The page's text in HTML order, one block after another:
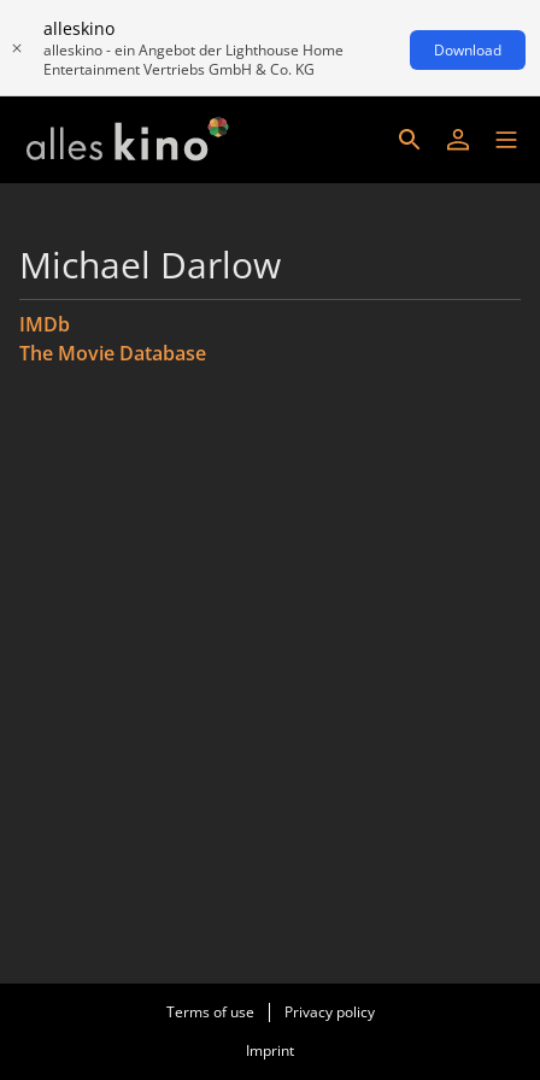
alleskino
alleskino - ein Angebot der Lighthouse Home
Entertainment Vertriebs GmbH & Co. KG
Download
Michael Darlow
IMDb
The Movie Database
Terms of use
Privacy policy
Imprint